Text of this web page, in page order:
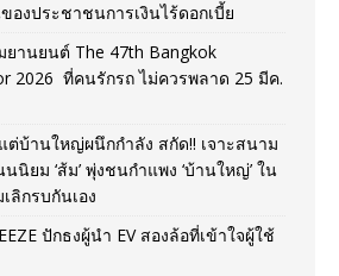
องประชาชนการเงินไร้ดอกเบี้ย
ยานยนต์ The 47th Bangkok
2026 ที่คนรักรถ ไม่ควรพลาด 25 มีค.
บ้านใหญ่ผนึกกำลัง สกัด!! เจาะสนาม
นิยม ‘ส้ม’ พุ่งชนกำแพง ‘บ้านใหญ่’ ใน
ลิกรบกันเอง
ปักธงผู้นำ EV สองล้อที่เข้าใจผู้ใช้